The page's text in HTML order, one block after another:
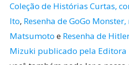
Coleção de Histórias Curtas,
Ito, Resenha de GoGo
Matsumoto e Resenha de
Mizuki publicado pela Editora